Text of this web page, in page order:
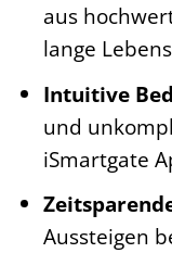
aus
lange
Intuitive
und
iSmartgate
Aussteigen